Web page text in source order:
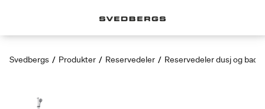
Svedbergs / Produkter / Reservedeler / Reservedeler dusj og